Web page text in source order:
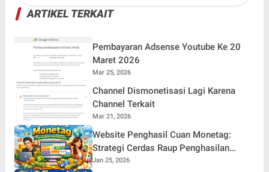
ARTIKEL TERKAIT
Pembayaran Adsense Youtube Ke 20
Maret 2026
Mar 25, 2026
Channel Dismonetisasi Lagi Karena
Channel Terkait
Mar 21, 2026
Website Penghasil Cuan Monetag:
Strategi Cerdas Raup Penghasilan
Online Tanpa Ribet
Jan 25, 2026